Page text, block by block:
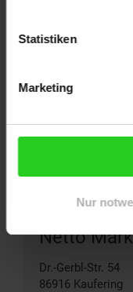
Statistiken
Marketing
Nur
Entfernung: 1.94
Netto
Dr.-Gerbl-Str. 54
86916 Kaufering